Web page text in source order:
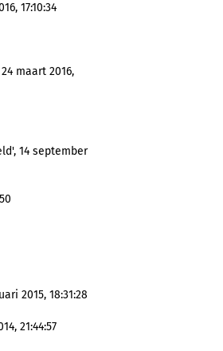
17:10:34
maart 2016,
14 september
2015, 18:31:28
21:44:57